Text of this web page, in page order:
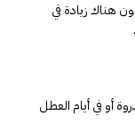
هناك زيادة في
أو في أيام العطل